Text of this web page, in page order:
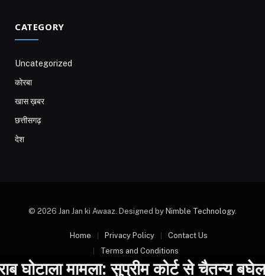
CATEGORY
Uncategorized
कोरबा
खास ख़बर
छत्तीसगढ़
देश
© 2026 Jan Jan ki Awaaz. Designed by Nimble Technology.
Home Privacy Policy
Contact Us
Terms and Conditions
मामला: सुप्रीम कोर्ट से चैतन्य बघेल